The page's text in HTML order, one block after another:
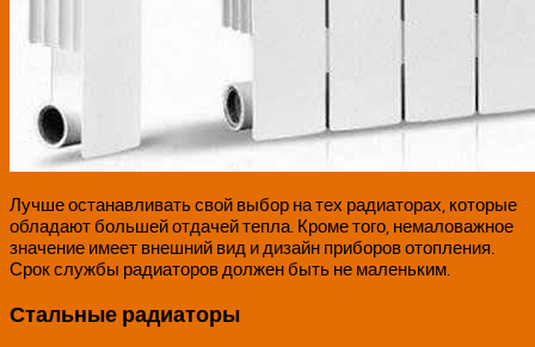
Лучше останавливать свой выбор на тех радиаторах, которые
обладают большей отдачей тепла. Кроме того, немаловажное
значение имеет внешний вид и дизайн приборов отопления.
Срок службы радиаторов должен быть не маленьким.
Стальные радиаторы